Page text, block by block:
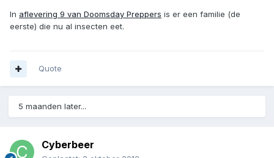
In aflevering 9 van Doomsday Preppers is er een familie (de
eerste) die nu al insecten eet.
Quote
5 maanden later...
Cyberbeer